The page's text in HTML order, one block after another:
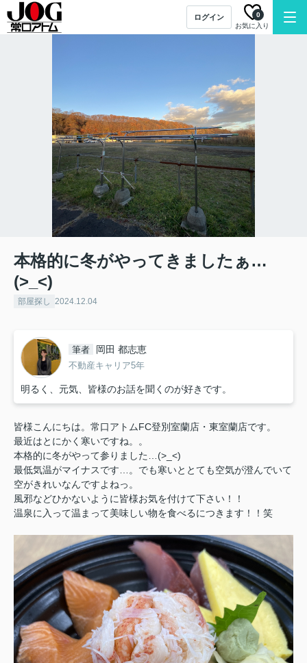
ログイン
お気に入り
0
本格的に冬がやってきましたぁ…
(>_<)
部屋探し 2024.12.04
筆者 岡田 都志恵
不動産キャリア5年
明るく、元気、皆様のお話を聞くのが好きです。
皆様こんにちは。常口アトムFC登別室蘭店・東室蘭店です。
最近はとにかく寒いですね。。
本格的に冬がやって参りました…(>_<)
最低気温がマイナスです…。でも寒いととても空気が澄んでいて
空がきれいなんですよねっ。
風邪などひかないように皆様お気を付けて下さい！！
温泉に入って温まって美味しい物を食べるにつきます！！笑